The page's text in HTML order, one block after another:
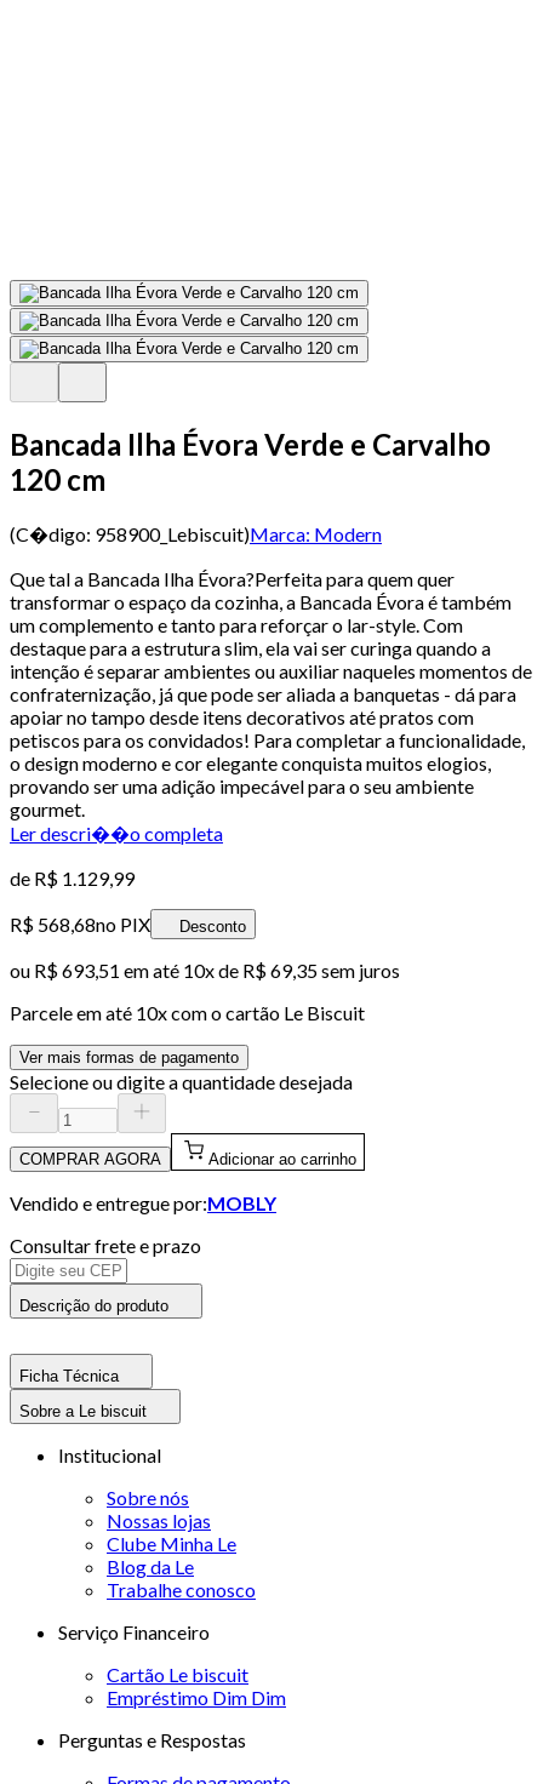
Bancada Ilha Évora Verde e Carvalho
120 cm
(C�digo: 958900_Lebiscuit)Marca: Modern
Que tal a Bancada Ilha Évora?Perfeita para quem quer
transformar o espaço da cozinha, a Bancada Évora é também
um complemento e tanto para reforçar o lar-style. Com
destaque para a estrutura slim, ela vai ser curinga quando a
intenção é separar ambientes ou auxiliar naqueles momentos de
confraternização, já que pode ser aliada a banquetas - dá para
apoiar no tampo desde itens decorativos até pratos com
petiscos para os convidados! Para completar a funcionalidade,
o design moderno e cor elegante conquista muitos elogios,
provando ser uma adição impecável para o seu ambiente
gourmet.
Ler descri��o completa
de R$ 1.129,99
R$ 568,68no PIX Desconto
ou R$ 693,51 em até 10x de R$ 69,35 sem juros
Parcele em até 10x com o cartão Le Biscuit
Ver mais formas de pagamento
Selecione ou digite a quantidade desejada
COMPRAR AGORA Adicionar ao carrinho
Vendido e entregue por:MOBLY
Consultar frete e prazo
Descrição do produto
Ficha Técnica
Sobre a Le biscuit
Institucional
Sobre nós
Nossas lojas
Clube Minha Le
Blog da Le
Trabalhe conosco
Serviço Financeiro
Cartão Le biscuit
Empréstimo Dim Dim
Perguntas e Respostas